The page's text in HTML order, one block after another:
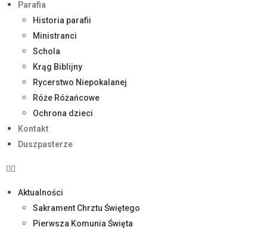
Parafia
Historia parafii
Ministranci
Schola
Krąg Biblijny
Rycerstwo Niepokalanej
Róże Różańcowe
Ochrona dzieci
Kontakt
Duszpasterze
Aktualności
Sakrament Chrztu Świętego
Pierwsza Komunia Święta